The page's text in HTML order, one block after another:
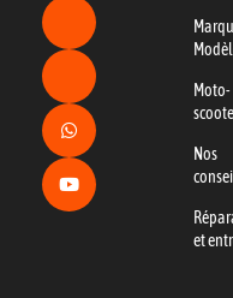
Moto-
Nos
et